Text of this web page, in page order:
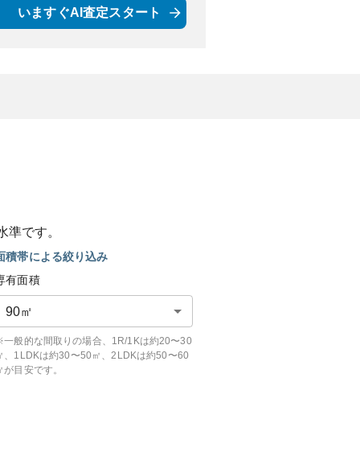
いますぐAI査定スタート
準です。
積帯による絞り込み
有面積
90㎡
般的な間取りの場合、1R/1Kは約20〜30
、1LDKは約30〜50㎡、2LDKは約50〜60
が目安です。